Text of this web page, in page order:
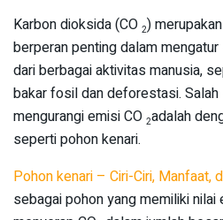
Karbon dioksida (CO 2)
berperan penting dalam mengatur
dari berbagai aktivitas manusia,
bakar fosil dan deforestasi.
mengurangi emisi CO 2adalah
seperti pohon kenari.
Pohon kenari – Ciri-Ciri, Manfaat,
sebagai pohon yang memiliki